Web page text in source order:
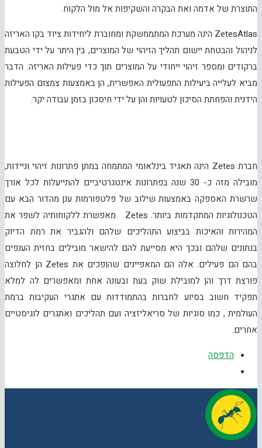
התוצרת של אדמה ואת הבקרה והשקיפות אל מול הלקוח.
ZetesAtlas הינה מערכת המתממשקת ומחוברת ליחידות ציוד בקו האריזה
לניהול והבטחת יישום תהליך הזיהוי של המוצרים, בין היתר על ידי הטבעת
ברקודים ומספר זיהוי ייחודי על המוצרים תוך כדי פעילות האריזה. הדבר
מביא לעלייה ביעילות התפעולית האפשרית, הן באמצעות צמצום הפעילות
הידנית והפחתת הסיכון לטעויות והן על ידי חיסכון בזמן עבודה יקר.
חברת Zetes הינה תאגיד בינלאומי המתמחה במתן פתרונות זיהוי וניידות,
מובילה מזה כ- 30 שנה בפתרונות אינטגרטיביים להתייעלות לכל אורך
שרשרת האספקה באמצעות שילוב של פלטפורמות ענן מהדור הבא עם
הטכנולוגיות המתקדמות ביותר. Zetes מאפשרת ללקוחותיה לשפר את
המהירות והאיכות בביצוע התהליכים שלהם ולהגביר את רמת הדיוק
בנתונים שלהם ובכך היא מסייעת להם להישאר מובילים בחזית הענפים
בהם הם פעילים. אלה הם המאפיינים שהופכים את Zetes הן לחלוצה
פורצת דרך והן למובילת שוק בעת ובעונה אחת ומאפשרים לה למלא
תפקיד חשוב בסיוע לחברות בהתמודדות עם אתגרי העקיבות ברמת
העולמית , כמו סוגיות של סריאליזציה ועם תהליכים ואתגרים לוגיסטיים
אחרים.
הדפסה